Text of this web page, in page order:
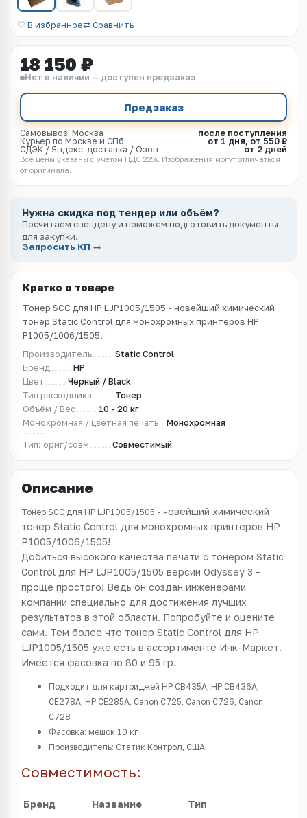
♡ В избранное⇄ Сравнить
18 150 ₽
Нет в наличии — доступен предзаказ
Предзаказ
Самовывоз, Москва
после поступления
Курьер по Москве и СПб
от 1 дня, от 550 ₽
СДЭК / Яндекс-доставка / Озон
от 2 дней
Все цены указаны с учётом НДС 22%. Изображения могут отличаться
от оригинала.
Нужна скидка под тендер или объём?
Посчитаем спеццену и поможем подготовить документы
для закупки.
Запросить КП →
Кратко о товаре
Тонер SCC для HP LJP1005/1505 - новейший химический
тонер Static Control для монохромных принтеров HP
P1005/1006/1505!
Производитель
Static Control
Бренд
HP
Цвет
Черный / Black
Тип расходника
Тонер
Объём / Вес
10 - 20 кг
Монохромная / цветная печать
Монохромная
Тип: ориг/совм Совместимый
Описание
Тонер SCC для HP LJP1005/1505 - новейший химический
тонер Static Control для монохромных принтеров HP
P1005/1006/1505!
Добиться высокого качества печати с тонером Static
Control для HP LJP1005/1505 версии Odyssey 3 –
проще простого! Ведь он создан инженерами
компании специально для достижения лучших
результатов в этой области. Попробуйте и оцените
сами. Тем более что тонер Static Control для HP
LJP1005/1505 уже есть в ассортименте Инк-Маркет.
Имеется фасовка по 80 и 95 гр.
Подходит для картриджей HP CB435A, HP CB436A,
CE278A, HP CE285A, Canon C725, Canon C726, Canon
C728
Фасовка: мешок 10 кг
Производитель: Статик Контрол, США
Совместимость:
Бренд Название Тип